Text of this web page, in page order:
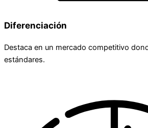
Diferenciación
Destaca en un mercado competitivo
estándares.